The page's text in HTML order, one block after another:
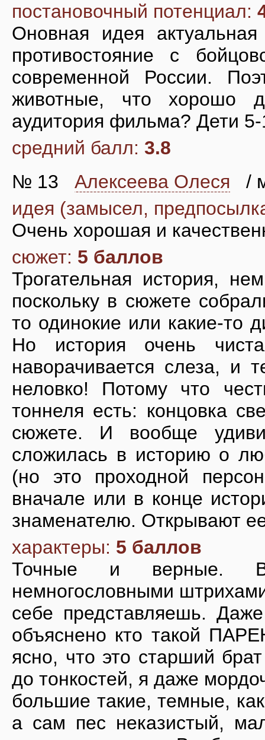
постановочный потенциал:
Оновная идея
противостояние с
современной России.
животные, что хорошо
аудитория фильма? Дети
средний балл: 3.8
№ 13 Алексеева Олеся
/
идея (замысел,
Очень хорошая и
сюжет: 5 баллов
Трогательная история,
поскольку в сюжете
то одинокие или какие-то
Но история очень
наворачивается слеза, и
неловко! Потому что
тоннеля есть: концовка
сюжете. И вообще
сложилась в историю о
(но это проходной
вначале или в конце
знаменателю. Открывают
характеры: 5 баллов
Точные и верные.
немногословными
себе представляешь.
объяснено кто такой
ясно, что это старший
до тонкостей, я даже
большие такие, темные,
а сам пес неказистый,